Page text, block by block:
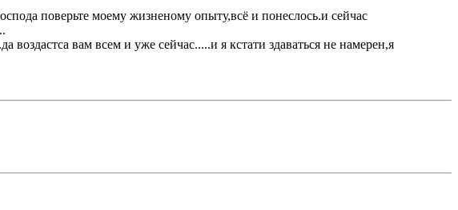
поверьте моему жизненому опыту,всё и понеслось.и сейчас
вам всем и уже сейчас.....и я кстати здаваться не намерен,я